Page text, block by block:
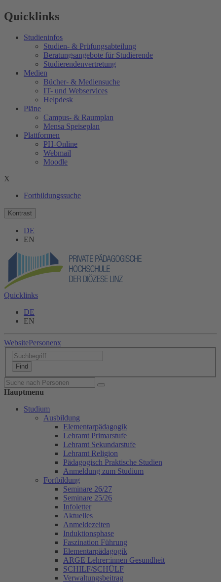
Quicklinks
Studieninfos
Studien- & Prüfungsabteilung
Beratungsangebote für Studierende
Studierendenvertretung
Medien
Bücher- & Mediensuche
IT- und Webservices
Helpdesk
Pläne
Campus- & Raumplan
Mensa Speiseplan
Plattformen
PH-Online
Webmail
Moodle
X
Fortbildungssuche
Kontrast
DE
EN
Quicklinks
DE
EN
WebsitePersonenx
Hauptmenu
Studium
Ausbildung
Elementarpädagogik
Lehramt Primarstufe
Lehramt Sekundarstufe
Lehramt Religion
Pädagogisch Praktische Studien
Anmeldung zum Studium
Fortbildung
Seminare 26/27
Seminare 25/26
Infoletter
Aktuelles
Anmeldezeiten
Induktionsphase
Faszination Führung
Elementarpädagogik
ARGE Lehrer:innen Gesundheit
SCHILF/SCHÜLF
Verwaltungsbeitrag